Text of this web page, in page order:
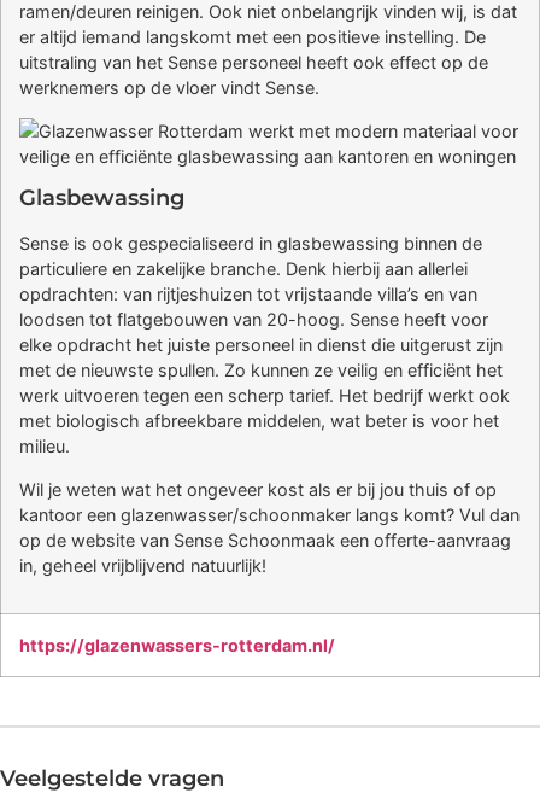
ramen/deuren reinigen. Ook niet onbelangrijk vinden wij, is dat
er altijd iemand langskomt met een positieve instelling. De
uitstraling van het Sense personeel heeft ook effect op de
werknemers op de vloer vindt Sense.
Glasbewassing
Sense is ook gespecialiseerd in glasbewassing binnen de
particuliere en zakelijke branche. Denk hierbij aan allerlei
opdrachten: van rijtjeshuizen tot vrijstaande villa’s en van
loodsen tot flatgebouwen van 20-hoog. Sense heeft voor
elke opdracht het juiste personeel in dienst die uitgerust zijn
met de nieuwste spullen. Zo kunnen ze veilig en efficiënt het
werk uitvoeren tegen een scherp tarief. Het bedrijf werkt ook
met biologisch afbreekbare middelen, wat beter is voor het
milieu.
Wil je weten wat het ongeveer kost als er bij jou thuis of op
kantoor een glazenwasser/schoonmaker langs komt? Vul dan
op de website van Sense Schoonmaak een offerte-aanvraag
in, geheel vrijblijvend natuurlijk!
https://glazenwassers-rotterdam.nl/
Veelgestelde vragen